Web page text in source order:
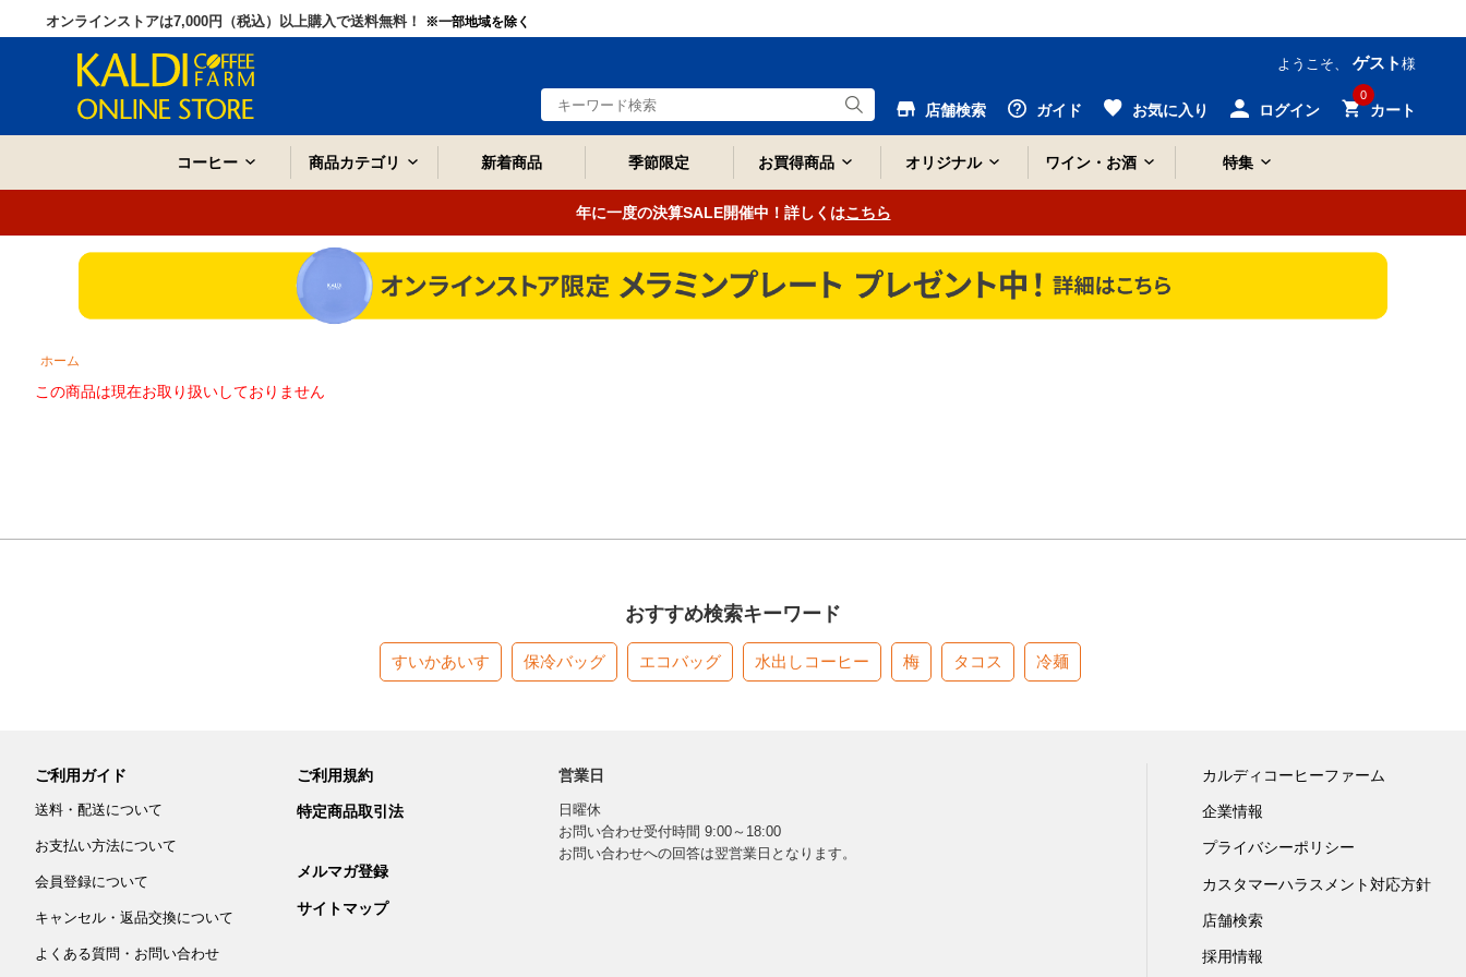
オンラインストアは7,000円（税込）以上購入で送料無料！ ※一部地域を除く
ようこそ、 ゲスト 様
店舗検索 ガイド お気に入り ログイン
0
カート
コーヒー 商品カテゴリ 新着商品 季節限定 お買得商品 オリジナル ワイン・お酒 特集
年に一度の決算SALE開催中！詳しくはこちら
ホーム
この商品は現在お取り扱いしておりません
おすすめ検索キーワード
すいかあいす 保冷バッグ エコバッグ 水出しコーヒー 梅 タコス 冷麺
ご利用ガイド
送料・配送について
お支払い方法について
会員登録について
キャンセル・返品交換について
よくある質問・お問い合わせ
ご利用規約
特定商品取引法
メルマガ登録
サイトマップ
営業日
日曜休
お問い合わせ受付時間 9:00～18:00
お問い合わせへの回答は翌営業日となります。
カルディコーヒーファーム
企業情報
プライバシーポリシー
カスタマーハラスメント対応方針
店舗検索
採用情報